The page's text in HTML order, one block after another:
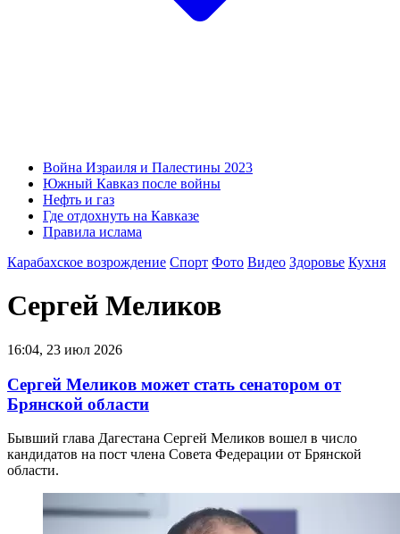
Война Израиля и Палестины 2023
Южный Кавказ после войны
Нефть и газ
Где отдохнуть на Кавказе
Правила ислама
Карабахское возрождение Спорт Фото Видео Здоровье Кухня
Сергей Меликов
16:04, 23 июл 2026
Сергей Меликов может стать сенатором от
Брянской области
Бывший глава Дагестана Сергей Меликов вошел в число
кандидатов на пост члена Совета Федерации от Брянской
области.